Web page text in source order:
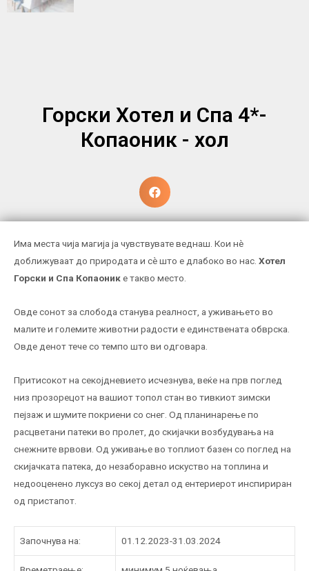
Горски Хотел и Спа 4*-
Копаоник - хол
Има места чија магија ја чувствувате веднаш. Кои нè
доближуваат до природата и сè што е длабоко во нас. Хотел
Горски и Спа Копаонике такво место.
Овде сонот за слобода станува реалност, а уживањето во
малите и големите животни радости е единствената обврска.
Овде денот тече со темпо што ви одговара.
Притисокот на секојдневието исчезнува, веќе на прв поглед
низ прозорецот на вашиот топол стан во тивкиот зимски
пејзаж и шумите покриени со снег. Од планинарење по
расцветани патеки во пролет, до скијачки возбудувања на
снежните врвови. Од уживање во топлиот базен со поглед на
скијачката патека, до незаборавно искуство на топлина и
недооценено луксуз во секој детал од ентериерот инспириран
од пристапот.
Започнува на: 01.12.2023-31.03.2024